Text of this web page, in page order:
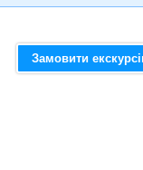
Замовити